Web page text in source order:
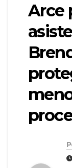
Arce